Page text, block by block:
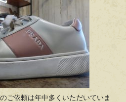
ご依頼は年中多くいただいていま